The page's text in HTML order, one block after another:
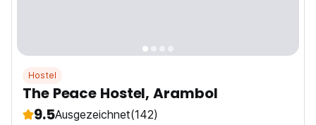
Hostel
The Peace Hostel, Arambol
9.5Ausgezeichnet(142)